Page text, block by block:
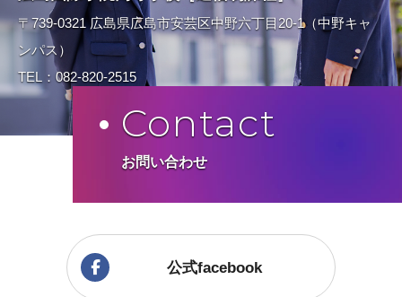
〒739-0321 広島県広島市安芸区中野六丁目20-1（中野キャ
ンパス）
TEL：082-820-2515
Contact
お問い合わせ
公式facebook